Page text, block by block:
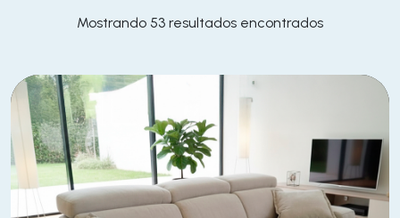
Mostrando 53 resultados encontrados